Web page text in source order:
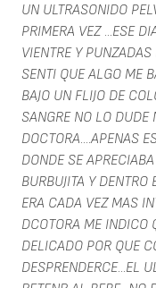
UN ULTRASONIDO
PRIMERA VEZ ...ESE
VIENTRE Y
SENTI QUE ALGO ME
BAJO UN FLIJO DE
SANGRE NO LO
DOCTORA....APENAS
DONDE SE
BURBUJITA Y DENTRO
ERA CADA VEZ MAS
DCOTORA ME INDICO
DELICADO POR QUE
DESPRENDERCE...EL